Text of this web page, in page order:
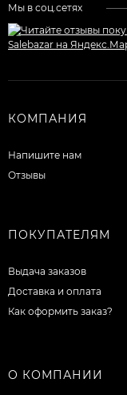
Мы в соц.сетях
КОМПАНИЯ
Напишите нам
Отзывы
ПОКУПАТЕЛЯМ
Выдача заказов
Доставка и оплата
Как оформить заказ?
О КОМПАНИИ